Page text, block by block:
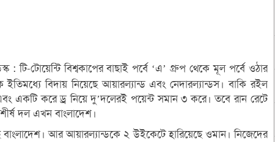
: টি-টোয়েন্টি বিশ্বকাপের বাছাই পর্বে ‘এ’ গ্রুপ থেকে মূল পর্বে ওঠার
বিদায় নিয়েছে আয়ারল্যান্ড এবং নেদারল্যান্ডস। বাকি রইল
একটি করে ড্র নিয়ে দু’দলেরই পয়েন্ট সমান ৩ করে। তবে রান রেটে
দল এখন বাংলাদেশ।
বাংলাদেশ। আর আয়ারল্যান্ডকে ২ উইকেটে হারিয়েছে ওমান। নিজেদের